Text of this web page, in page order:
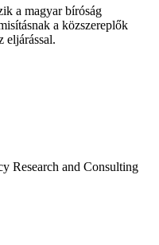
a magyar bíróság
a közszereplők
eljárással.
Research and Consulting